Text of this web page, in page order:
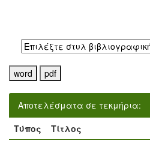
Αποτελέσματα σε τεκμήρια:
Τύπος
Τίτλος